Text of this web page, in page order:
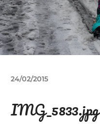
24/02/2015
IMG_5833.jpg